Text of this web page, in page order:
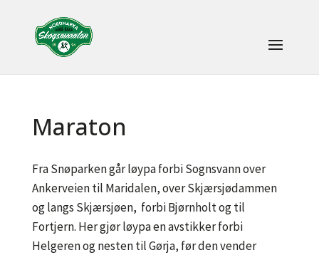
Maraton
Fra Snøparken går løypa forbi Sognsvann over
Ankerveien til Maridalen, over Skjærsjødammen
og langs Skjærsjøen, forbi Bjørnholt og til
Fortjern. Her gjør løypa en avstikker forbi
Helgeren og nesten til Gørja, før den vender